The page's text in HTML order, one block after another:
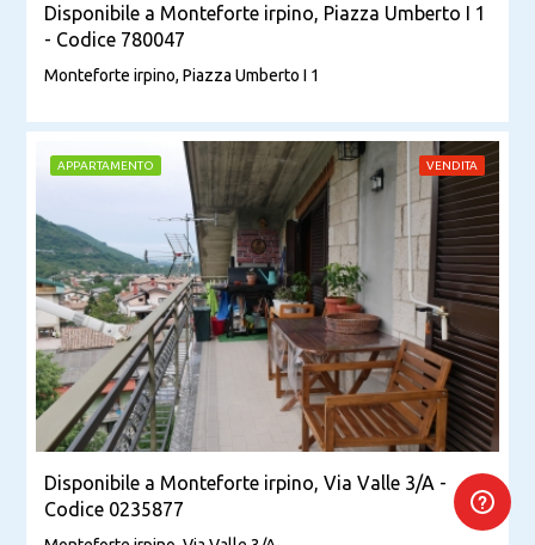
Disponibile a Monteforte irpino, Piazza Umberto I 1
- Codice 780047
Monteforte irpino, Piazza Umberto I 1
APPARTAMENTO VENDITA
Disponibile a Monteforte irpino, Via Valle 3/A -
Codice 0235877